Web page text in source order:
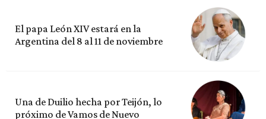
El papa León XIV estará en la
Argentina del 8 al 11 de noviembre
Una de Duilio hecha por Teijón, lo
próximo de Vamos de Nuevo